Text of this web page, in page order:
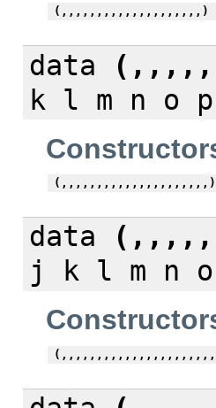
(,,,,,,,,,,,,,,,,,,,,)
data
k l m n o
(,,,,,,,,,,,,,,,,,,,,,)
data
j k l m n